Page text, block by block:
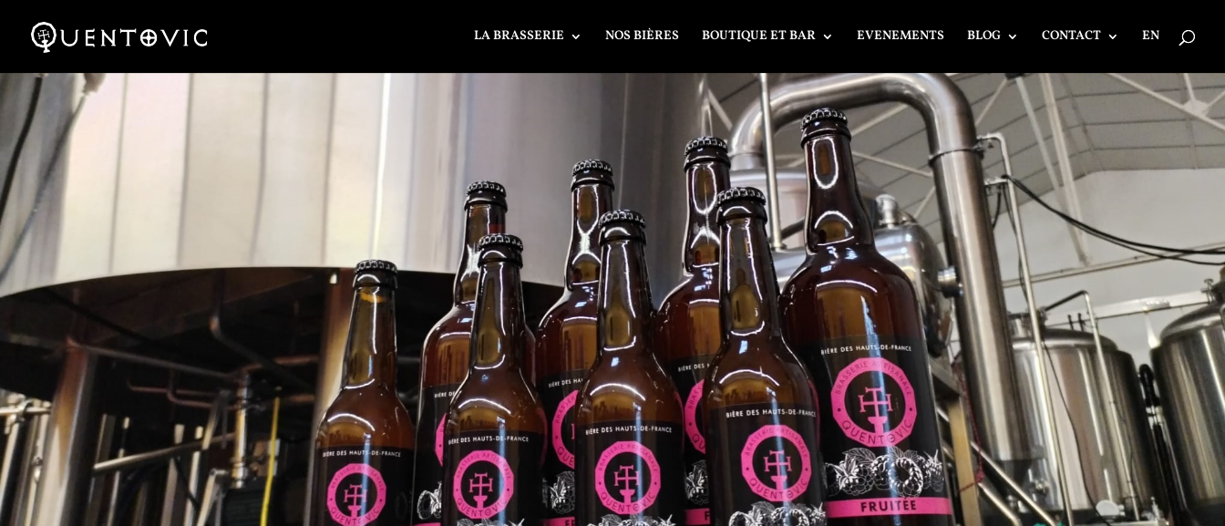
LA BRASSERIE NOS BIÈRES BOUTIQUE ET BAR EVENEMENTS BLOG CONTACT EN